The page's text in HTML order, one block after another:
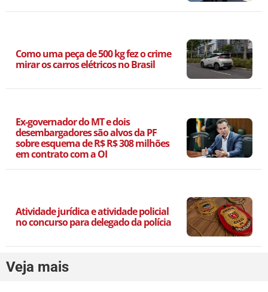
Como uma peça de 500 kg fez o crime
mirar os carros elétricos no Brasil
Ex-governador do MT e dois
desembargadores são alvos da PF
sobre esquema de R$ R$ 308 milhões
em contrato com a OI
Atividade jurídica e atividade policial
no concurso para delegado da polícia
Veja mais